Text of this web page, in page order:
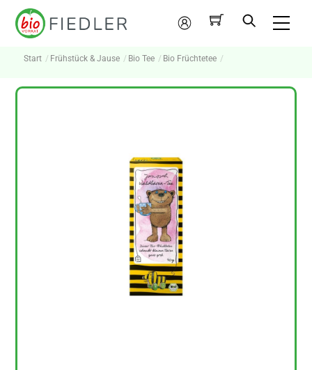
Skip
Mein
Konto
Start Frühstück & Jause Bio Tee Bio Früchtetee